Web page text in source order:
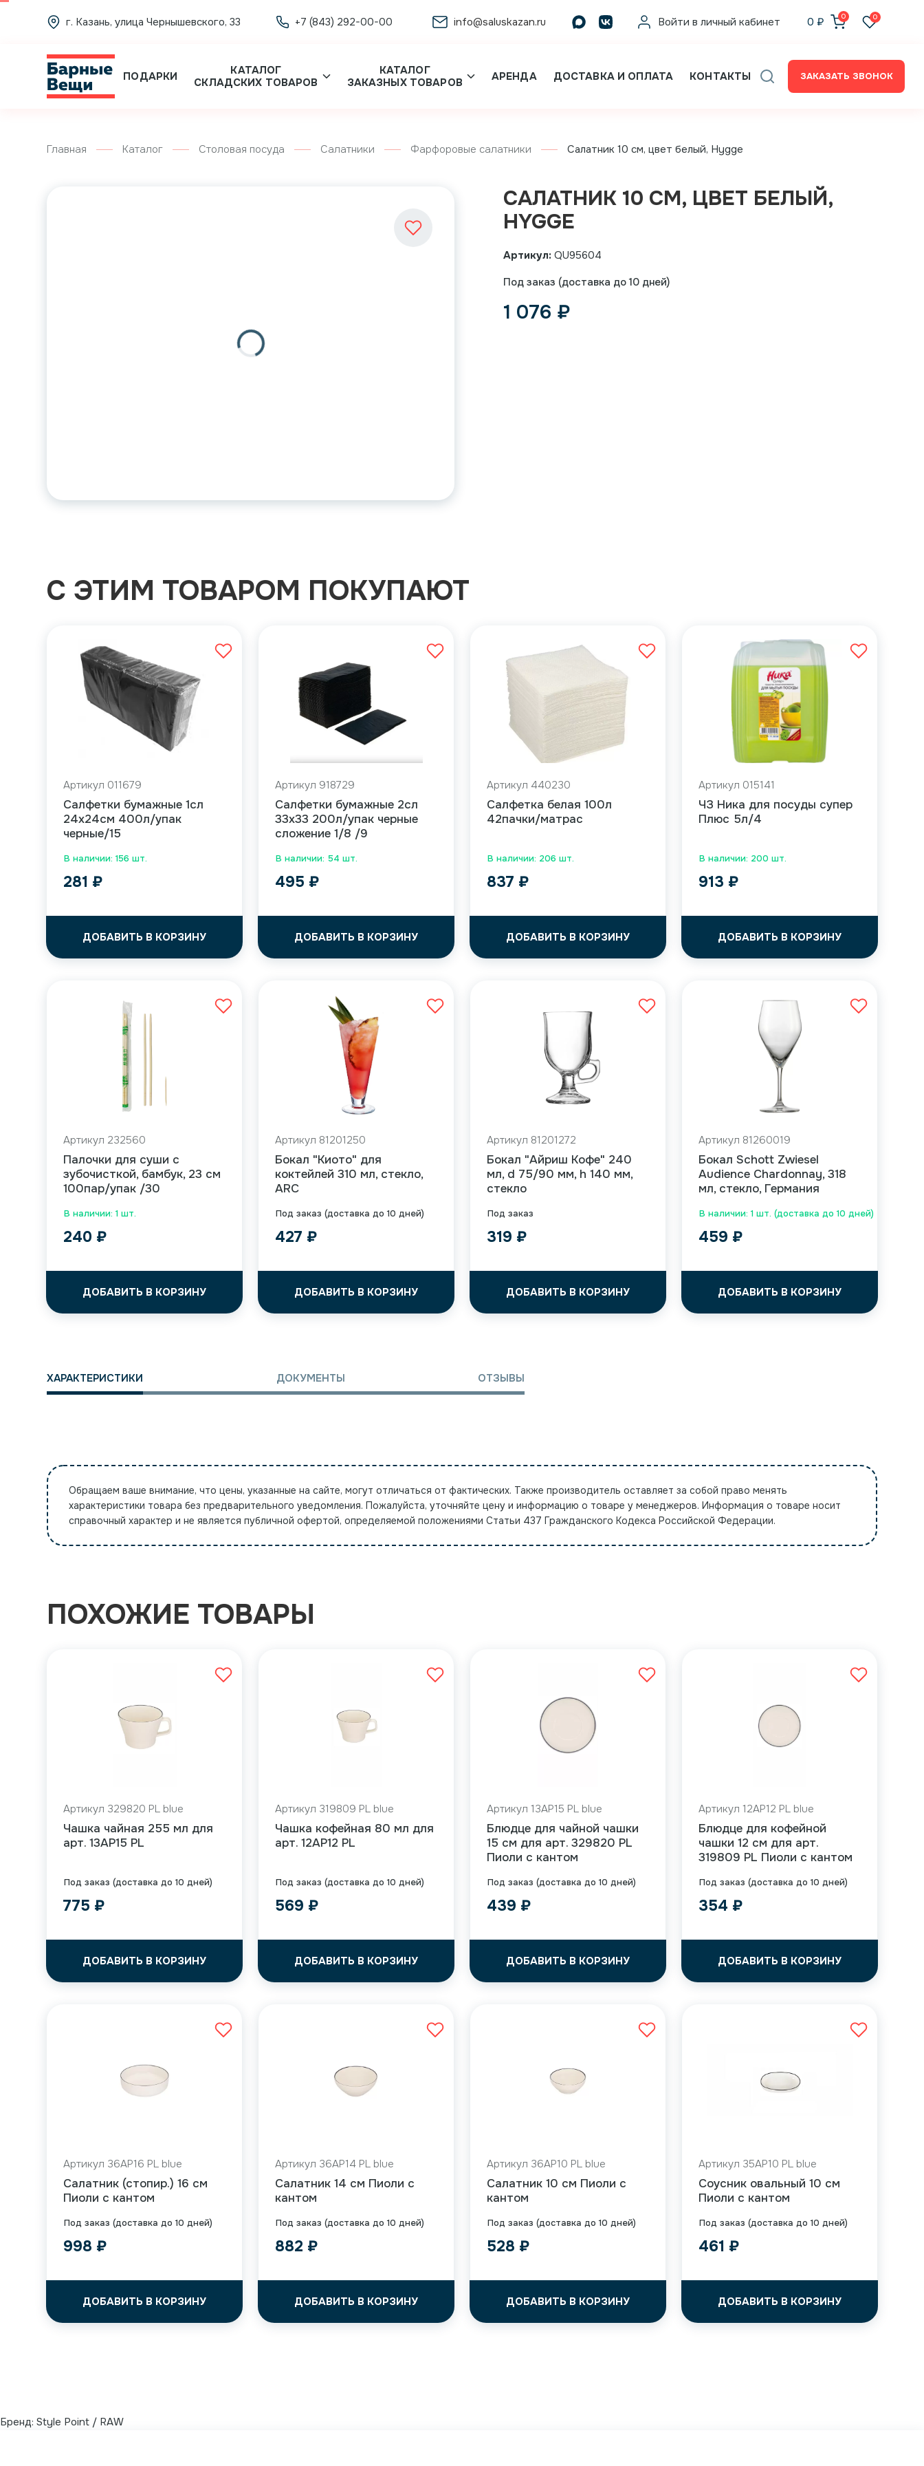
г. Казань, улица Чернышевского, 33 +7 (843) 292-00-00 info@saluskazan.ru Войти в личный кабинет 0 ₽ 0 0
ПОДАРКИ
КАТАЛОГ
СКЛАДСКИХ ТОВАРОВ
КАТАЛОГ
ЗАКАЗНЫХ ТОВАРОВ
АРЕНДА ДОСТАВКА И ОПЛАТА КОНТАКТЫ ЗАКАЗАТЬ ЗВОНОК
Главная Каталог Столовая посуда Салатники Фарфоровые салатники Салатник 10 см, цвет белый, Hygge
САЛАТНИК 10 СМ, ЦВЕТ БЕЛЫЙ,
HYGGE
Артикул: QU95604
Под заказ (доставка до 10 дней)
1 076 ₽
С ЭТИМ ТОВАРОМ ПОКУПАЮТ
В наличии: 156 шт.
Артикул 011679
Салфетки бумажные 1сл
24х24см 400л/упак
черные/15
281 ₽
ДОБАВИТЬ В КОРЗИНУ
В наличии: 54 шт.
Артикул 918729
Салфетки бумажные 2сл
33х33 200л/упак черные
сложение 1/8 /9
495 ₽
ДОБАВИТЬ В КОРЗИНУ
В наличии: 206 шт.
Артикул 440230
Салфетка белая 100л
42пачки/матрас
837 ₽
ДОБАВИТЬ В КОРЗИНУ
В наличии: 200 шт.
Артикул 015141
ЧЗ Ника для посуды супер
Плюс 5л/4
913 ₽
ДОБАВИТЬ В КОРЗИНУ
В наличии: 1 шт.
Артикул 232560
Палочки для суши с
зубочисткой, бамбук, 23 см
100пар/упак /30
240 ₽
ДОБАВИТЬ В КОРЗИНУ
Под заказ (доставка до 10 дней)
Артикул 81201250
Бокал "Киото" для
коктейлей 310 мл, стекло,
ARC
427 ₽
ДОБАВИТЬ В КОРЗИНУ
Под заказ
Артикул 81201272
Бокал "Айриш Кофе" 240
мл, d 75/90 мм, h 140 мм,
стекло
319 ₽
ДОБАВИТЬ В КОРЗИНУ
В наличии: 1 шт. (доставка до 10 дней)
Артикул 81260019
Бокал Schott Zwiesel
Audience Chardonnay, 318
мл, стекло, Германия
459 ₽
ДОБАВИТЬ В КОРЗИНУ
ХАРАКТЕРИСТИКИ ДОКУМЕНТЫ ОТЗЫВЫ
Обращаем ваше внимание, что цены, указанные на сайте, могут отличаться от фактических. Также производитель оставляет за собой право менять
характеристики товара без предварительного уведомления. Пожалуйста, уточняйте цену и информацию о товаре у менеджеров. Информация о товаре носит
справочный характер и не является публичной офертой, определяемой положениями Статьи 437 Гражданского Кодекса Российской Федерации.
ПОХОЖИЕ ТОВАРЫ
Под заказ (доставка до 10 дней)
Артикул 329820 PL blue
Чашка чайная 255 мл для
арт. 13AP15 PL
775 ₽
ДОБАВИТЬ В КОРЗИНУ
Под заказ (доставка до 10 дней)
Артикул 319809 PL blue
Чашка кофейная 80 мл для
арт. 12AP12 PL
569 ₽
ДОБАВИТЬ В КОРЗИНУ
Под заказ (доставка до 10 дней)
Артикул 13AP15 PL blue
Блюдце для чайной чашки
15 см для арт. 329820 PL
Пиоли с кантом
439 ₽
ДОБАВИТЬ В КОРЗИНУ
Под заказ (доставка до 10 дней)
Артикул 12AP12 PL blue
Блюдце для кофейной
чашки 12 см для арт.
319809 PL Пиоли с кантом
354 ₽
ДОБАВИТЬ В КОРЗИНУ
Под заказ (доставка до 10 дней)
Артикул 36AP16 PL blue
Салатник (стопир.) 16 см
Пиоли с кантом
998 ₽
ДОБАВИТЬ В КОРЗИНУ
Под заказ (доставка до 10 дней)
Артикул 36AP14 PL blue
Салатник 14 см Пиоли с
кантом
882 ₽
ДОБАВИТЬ В КОРЗИНУ
Под заказ (доставка до 10 дней)
Артикул 36AP10 PL blue
Салатник 10 см Пиоли с
кантом
528 ₽
ДОБАВИТЬ В КОРЗИНУ
Под заказ (доставка до 10 дней)
Артикул 35AP10 PL blue
Соусник овальный 10 см
Пиоли с кантом
461 ₽
ДОБАВИТЬ В КОРЗИНУ
Бренд: Style Point / RAW